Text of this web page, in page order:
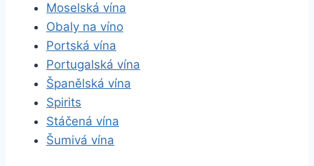
Moselská vína
Obaly na víno
Portská vína
Portugalská vína
Španělská vína
Spirits
Stáčená vína
Šumivá vína